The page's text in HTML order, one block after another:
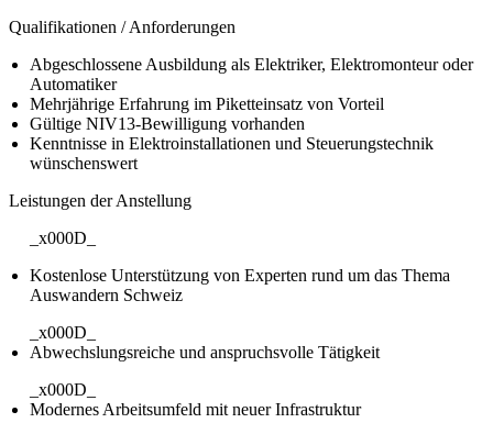
Qualifikationen / Anforderungen
Abgeschlossene Ausbildung als Elektriker, Elektromonteur oder
Automatiker
Mehrjährige Erfahrung im Piketteinsatz von Vorteil
Gültige NIV13-Bewilligung vorhanden
Kenntnisse in Elektroinstallationen und Steuerungstechnik
wünschenswert
Leistungen der Anstellung
_x000D_
Kostenlose Unterstützung von Experten rund um das Thema
Auswandern Schweiz
_x000D_
Abwechslungsreiche und anspruchsvolle Tätigkeit
_x000D_
Modernes Arbeitsumfeld mit neuer Infrastruktur